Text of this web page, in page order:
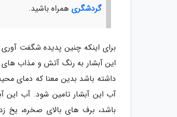
گردشگری همراه باشید.
برای اینکه چنین پدیده شگفت
این آبشار به رنگ آتش و مذاب
داشته باشد بدین معنا که دمای
آب این آبشار تامین شود. آب این
باشد، برف های بالای صخره، یخ